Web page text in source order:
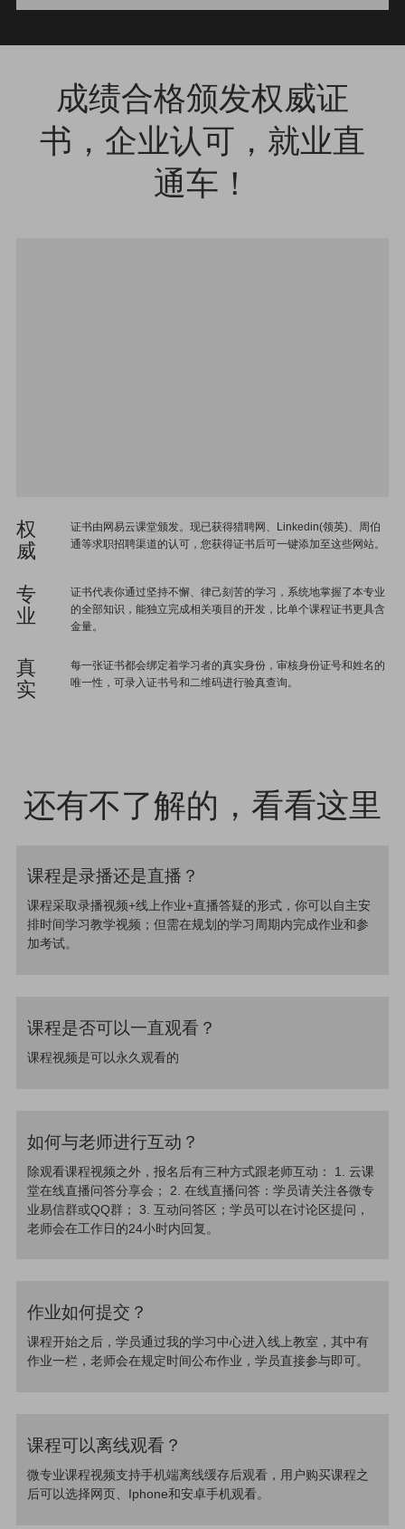
成绩合格颁发权威证
书，企业认可，就业直
通车！
权
威
证书由网易云课堂颁发。现已获得猎聘网、Linkedin(领英)、周伯
通等求职招聘渠道的认可，您获得证书后可一键添加至这些网站。
专
业
证书代表你通过坚持不懈、律己刻苦的学习，系统地掌握了本专业
的全部知识，能独立完成相关项目的开发，比单个课程证书更具含
金量。
真
实
每一张证书都会绑定着学习者的真实身份，审核身份证号和姓名的
唯一性，可录入证书号和二维码进行验真查询。
还有不了解的，看看这里
课程是录播还是直播？
课程采取录播视频+线上作业+直播答疑的形式，你可以自主安
排时间学习教学视频；但需在规划的学习周期内完成作业和参
加考试。
课程是否可以一直观看？
课程视频是可以永久观看的
如何与老师进行互动？
除观看课程视频之外，报名后有三种方式跟老师互动： 1. 云课
堂在线直播问答分享会； 2. 在线直播问答：学员请关注各微专
业易信群或QQ群； 3. 互动问答区；学员可以在讨论区提问，
老师会在工作日的24小时内回复。
作业如何提交？
课程开始之后，学员通过我的学习中心进入线上教室，其中有
作业一栏，老师会在规定时间公布作业，学员直接参与即可。
课程可以离线观看？
微专业课程视频支持手机端离线缓存后观看，用户购买课程之
后可以选择网页、Iphone和安卓手机观看。